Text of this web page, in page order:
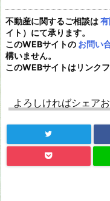
不動産に関するご相談は
イト）にて承ります。
このWEBサイトの お問い
構いません。
このWEBサイトはリンクフ
よろしければシェア